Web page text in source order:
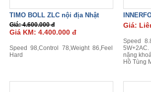
TIMO BOLL ZLC nội địa Nhật
Giá: 4.600.000 đ
Giá KM: 4.400.000 đ
Speed 98,Control 78,Weight 86,Feel
Hard
Giá:
Speed
nặng
Hồ Tùng